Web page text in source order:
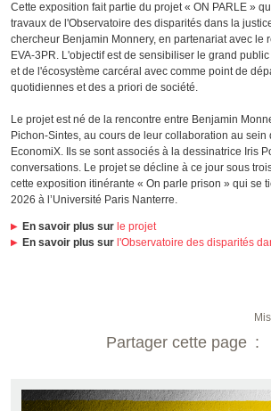
Cette exposition fait partie du projet « ON PARLE »
travaux de l'Observatoire des disparités dans la
chercheur Benjamin Monnery, en partenariat avec le
EVA-3PR. L'objectif est de sensibiliser le grand
et de l'écosystème carcéral avec comme point de
quotidiennes et des a priori de société.
Le projet est né de la rencontre entre Benjamin
Pichon-Sintes, au cours de leur collaboration au sein
EconomiX. Ils se sont associés à la dessinatrice Iris
conversations. Le projet se décline à ce jour sous
cette exposition itinérante « On parle prison » qui se
2026 à l’Université Paris Nanterre.
En savoir plus sur le projet
En savoir plus sur l'Observatoire des disparités
Partager cette page